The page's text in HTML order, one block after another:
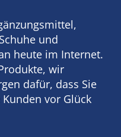
und
heute im Internet.
wir
dafür, dass Sie
vor Glück